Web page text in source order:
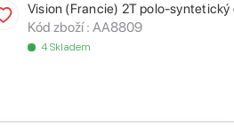
Vision (Francie) 2T polo-syntetický
Kód zboží : AA8809
4 Skladem